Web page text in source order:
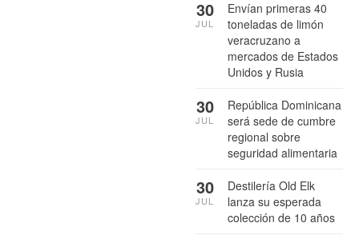
Envían primeras 40
toneladas de limón
veracruzano a
mercados de Estados
Unidos y Rusia
30
JUL
República Dominicana
será sede de cumbre
regional sobre
seguridad alimentaria
30
JUL
Destilería Old Elk
lanza su esperada
colección de 10 años
30
JUL